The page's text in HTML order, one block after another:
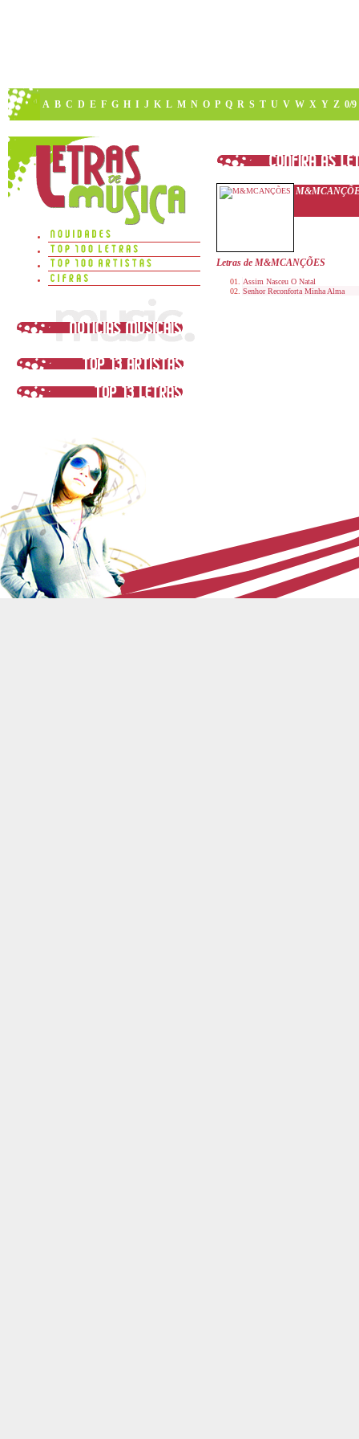
A B C D E F G H I J K L M N O P Q R S T U V W X Y Z 0/9
Letras de M&MCANÇÕES
Assim Nasceu O Natal
Senhor Reconforta Minha Alma